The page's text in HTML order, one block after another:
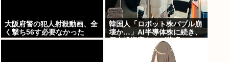
大阪府警の犯人射殺動画、全
く撃ち56す必要なかった
www
韓国人「ロボット株バブル崩
壊か…」AI半導体株に続き、
個人投資家たちが悲鳴